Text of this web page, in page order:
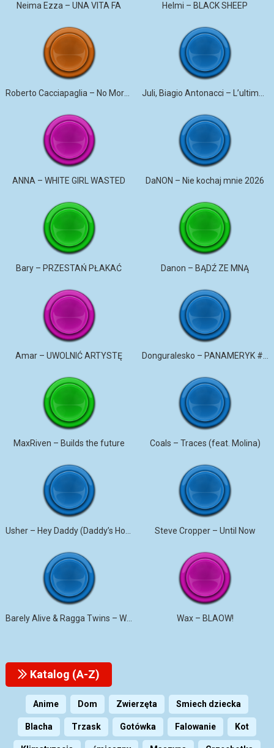
Neima Ezza – UNA VITA FA Helmi – BLACK SHEEP
Roberto Cacciapaglia – No More Violence
ANNA – WHITE GIRL WASTED DaNON – Nie kochaj mnie 2026
Bary – PRZESTAŃ PŁAKAĆ Danon – BĄDŹ ZE MNĄ
Amar – UWOLNIĆ ARTYSTĘ
MaxRiven – Builds the future Coals – Traces (feat. Molina)
Steve Cropper – Until Now
Barely Alive & Ragga Twins – We Set It Wax – BLAOW!
Katalog (A-Z)
Anime Dom Zwierzęta Smiech dziecka
Blacha Trzask Gotówka Falowanie Kot